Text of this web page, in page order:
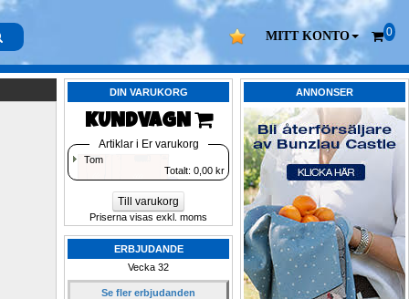
MITT KONTO 0
ANNONSER
DIN VARUKORG
KUNDVAGN
Artiklar i Er varukorg
Tom
Totalt: 0,00 kr
Till varukorg
Priserna visas exkl. moms
ERBJUDANDE
Vecka 32
Se fler erbjudanden